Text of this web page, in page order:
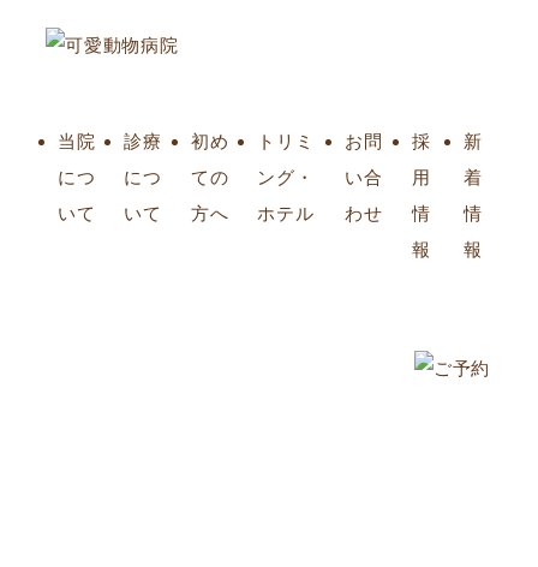
当院
につ
いて
診療
につ
いて
初め
ての
方へ
トリミ
ング・
ホテル
お問
い合
わせ
採
用
情
報
新
着
情
報